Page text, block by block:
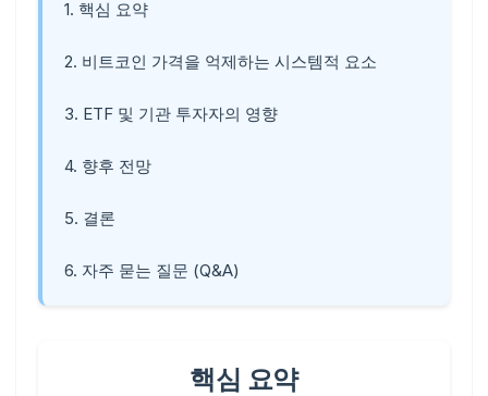
1. 핵심 요약
2. 비트코인 가격을 억제하는 시스템적 요소
3. ETF 및 기관 투자자의 영향
4. 향후 전망
5. 결론
6. 자주 묻는 질문 (Q&A)
핵심 요약